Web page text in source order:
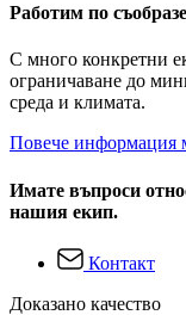
Работим по
С много конкретни
ограничаване до
среда и климата.
Повече информация
Имате въпроси
нашия екип.
Контакт
Доказано качество